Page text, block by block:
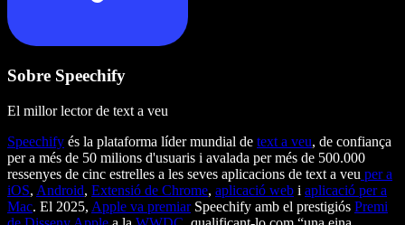
Sobre Speechify
El millor lector de text a veu
Speechify és la plataforma líder mundial de text a veu, de confiança
per a més de 50 milions d'usuaris i avalada per més de 500.000
ressenyes de cinc estrelles a les seves aplicacions de text a veu per a
iOS, Android, Extensió de Chrome, aplicació web i aplicació per a
Mac. El 2025, Apple va premiarSpeechify amb el prestigiós Premi